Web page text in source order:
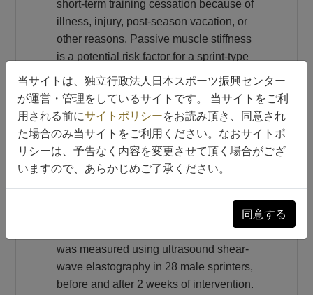
short-term training cessation because of
illness, injury, post-season vacation, or
other reasons. Passive muscle stiffness
is a potential risk factor for a sprint-type
hamstring strain injury, but limited
information is available about the effect
of short-term training cessation on
passive muscle stiffness. The present
study aimed to identify whether and how
passive muscle stiffness of the biceps
shear-wave speed (a proxy for stiffness)
was measured using ultrasound shear-
wave elastography in 28 male sprinters,
before and after 2 weeks of intervention.
当サイトは、独立行政法人日本スポーツ振興センター
が運営・管理をしているサイトです。 当サイトをご利
用される前にサイトポリシーをお読み頂き、同意され
た場合のみ当サイトをご利用ください。なおサイトポ
リシーは、予告なく内容を変更させて頂く場合がござ
いますので、あらかじめご了承ください。
同意する